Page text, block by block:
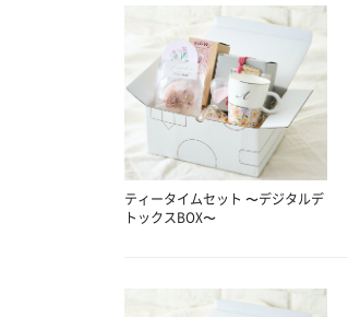
ティータイムセット 〜デジタルデ
トックスBOX〜